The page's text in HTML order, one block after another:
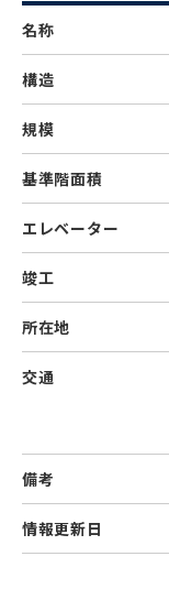
名称
構造
規模
基準階面積
エレベーター
竣工
所在地
交通
備考
情報更新日